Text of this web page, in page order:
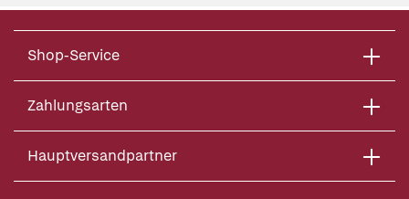
Shop-Service
Zahlungsarten
Hauptversandpartner